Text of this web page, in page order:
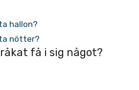
hallon?
nötter?
få i sig något?